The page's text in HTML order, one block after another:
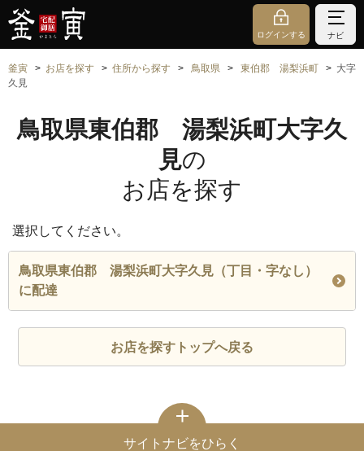
ログインする ナビ
釜寅 お店を探す 住所から探す 鳥取県 東伯郡 湯梨浜町
大字
久見
鳥取県東伯郡 湯梨浜町大字久
見の
お店を探す
選択してください。
鳥取県東伯郡 湯梨浜町大字久見（丁目・字なし）
に配達
お店を探すトップへ戻る
サイトナビをひらく